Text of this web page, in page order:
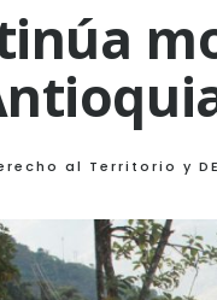
al Territorio y